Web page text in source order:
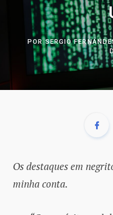
POR SERGIO
Os destaques em
minha conta.